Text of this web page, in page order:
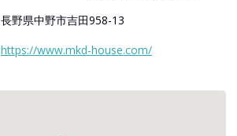
長野県中野市吉田958-13
https://www.mkd-house.com/